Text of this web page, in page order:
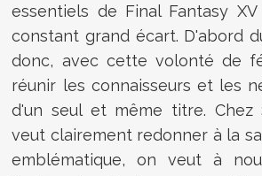
essentiels de Final Fantasy
constant grand écart. D'abord
donc, avec cette volonté de
réunir les connaisseurs et les
d'un seul et même titre. Chez
veut clairement redonner à la
emblématique, on veut à